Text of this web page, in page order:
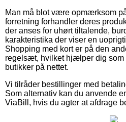
Man må blot være opmærksom
forretning forhandler deres
der anses for uhørt tiltalende,
karakteristika der viser en
Shopping med kort er på den
regelsæt, hvilket hjælper dig som
butikker på nettet.
Vi tilråder bestillinger med
Som alternativ kan du anvende
ViaBill, hvis du agter at afdrage